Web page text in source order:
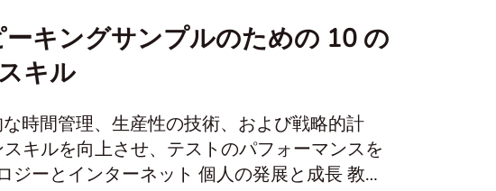
キングサンプルのための 10 の
キル
時間管理、生産性の技術、および戦略的計
キルを向上させ、テストのパフォーマンスを